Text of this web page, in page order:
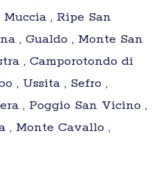
, Ripe San
, Gualdo , Monte San
, Camporotondo di
, Ussita , Sefro ,
, Poggio San Vicino ,
, Monte Cavallo ,